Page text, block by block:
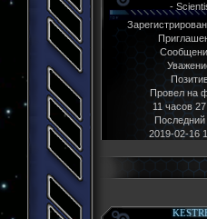
-
Зарегистрирован
Провел на
11 часов
Последний
2019-02-16